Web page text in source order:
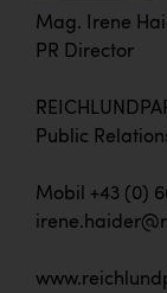
Mag. Irene
PR Director
Public
Mobil +43 (0)